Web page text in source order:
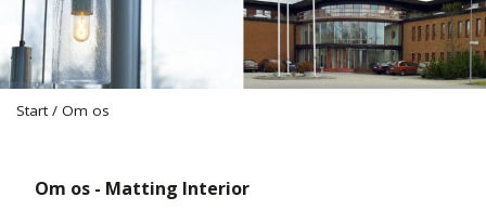
Start/ Om os
Om os - Matting Interior